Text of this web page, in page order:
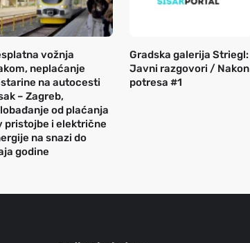
vožnja
neplaćanje
na autocesti
– Zagreb,
od plaćanja
pristojbe i električne
na snazi do
godine
Gradska galerija Striegl:
Javni razgovori / Nakon
potresa #1